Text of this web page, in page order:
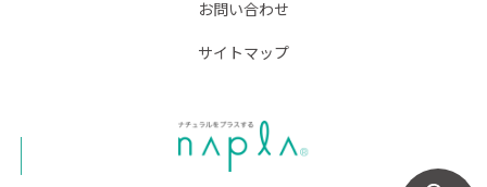
お問い合わせ
サイトマップ